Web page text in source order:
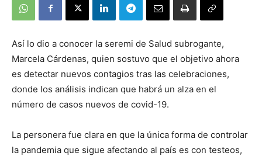
Así lo dio a conocer la seremi de Salud subrogante,
Marcela Cárdenas, quien sostuvo que el objetivo ahora
es detectar nuevos contagios tras las celebraciones,
donde los análisis indican que habrá un alza en el
número de casos nuevos de covid-19.
La personera fue clara en que la única forma de controlar
la pandemia que sigue afectando al país es con testeos,